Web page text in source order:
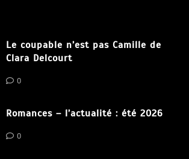
Le coupable n’est pas Camille de
Clara Delcourt
0
Romances – l’actualité : été 2026
0